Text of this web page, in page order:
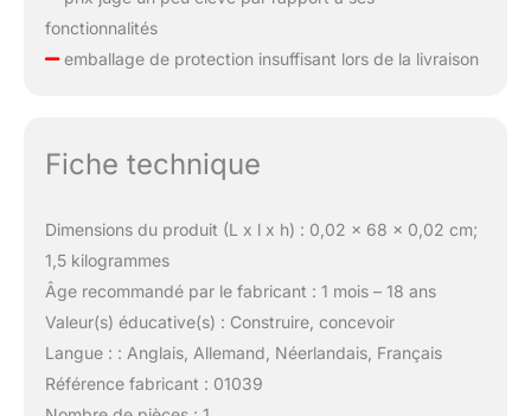
fonctionnalités
emballage de protection insuffisant lors de la livraison
Fiche technique
Dimensions du produit (L x l x h) : 0,02 x 68 x 0,02 cm;
1,5 kilogrammes
Âge recommandé par le fabricant : 1 mois – 18 ans
Valeur(s) éducative(s) : Construire, concevoir
Langue : : Anglais, Allemand, Néerlandais, Français
Référence fabricant : 01039